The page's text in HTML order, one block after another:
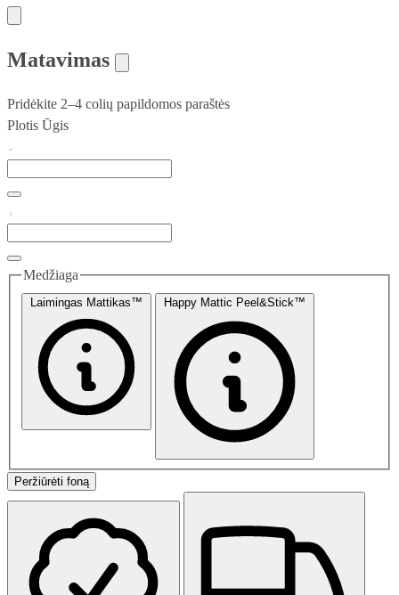
Matavimas
Pridėkite 2–4 colių papildomos paraštės
Plotis Ūgis
Medžiaga
Laimingas Mattikas™ Happy Mattic Peel&Stick™
Peržiūrėti foną